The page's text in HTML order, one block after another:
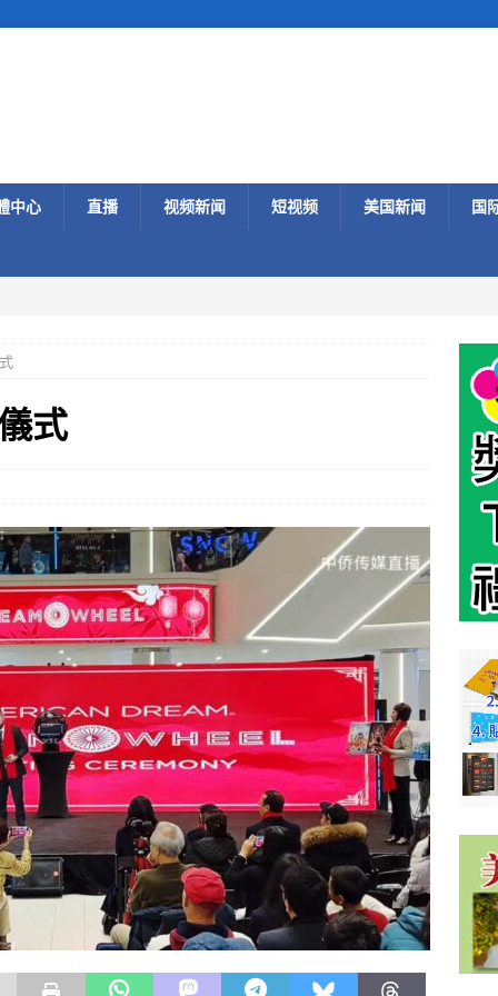
中心 直播 视频新闻 短视频 美国新闻 国
式